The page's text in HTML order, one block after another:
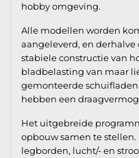
hobby omgeving.
Alle modellen worden
aangeleverd, en derhalve
stabiele constructie van
bladbelasting van maar
gemonteerde
hebben een
Het uitgebreide
opbouw samen te
legborden, lucht/- en